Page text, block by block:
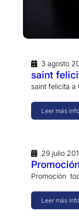
3 agosto
saint
saint felicita a
Leer más
29 julio
Promoción
Leer más